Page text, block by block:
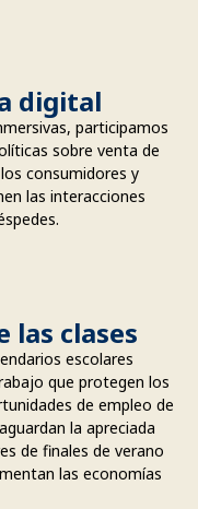
digital
participamos
sobre venta de
consumidores y
las interacciones
las clases
escolares
que protegen los
de empleo de
la apreciada
de finales de verano
las economías